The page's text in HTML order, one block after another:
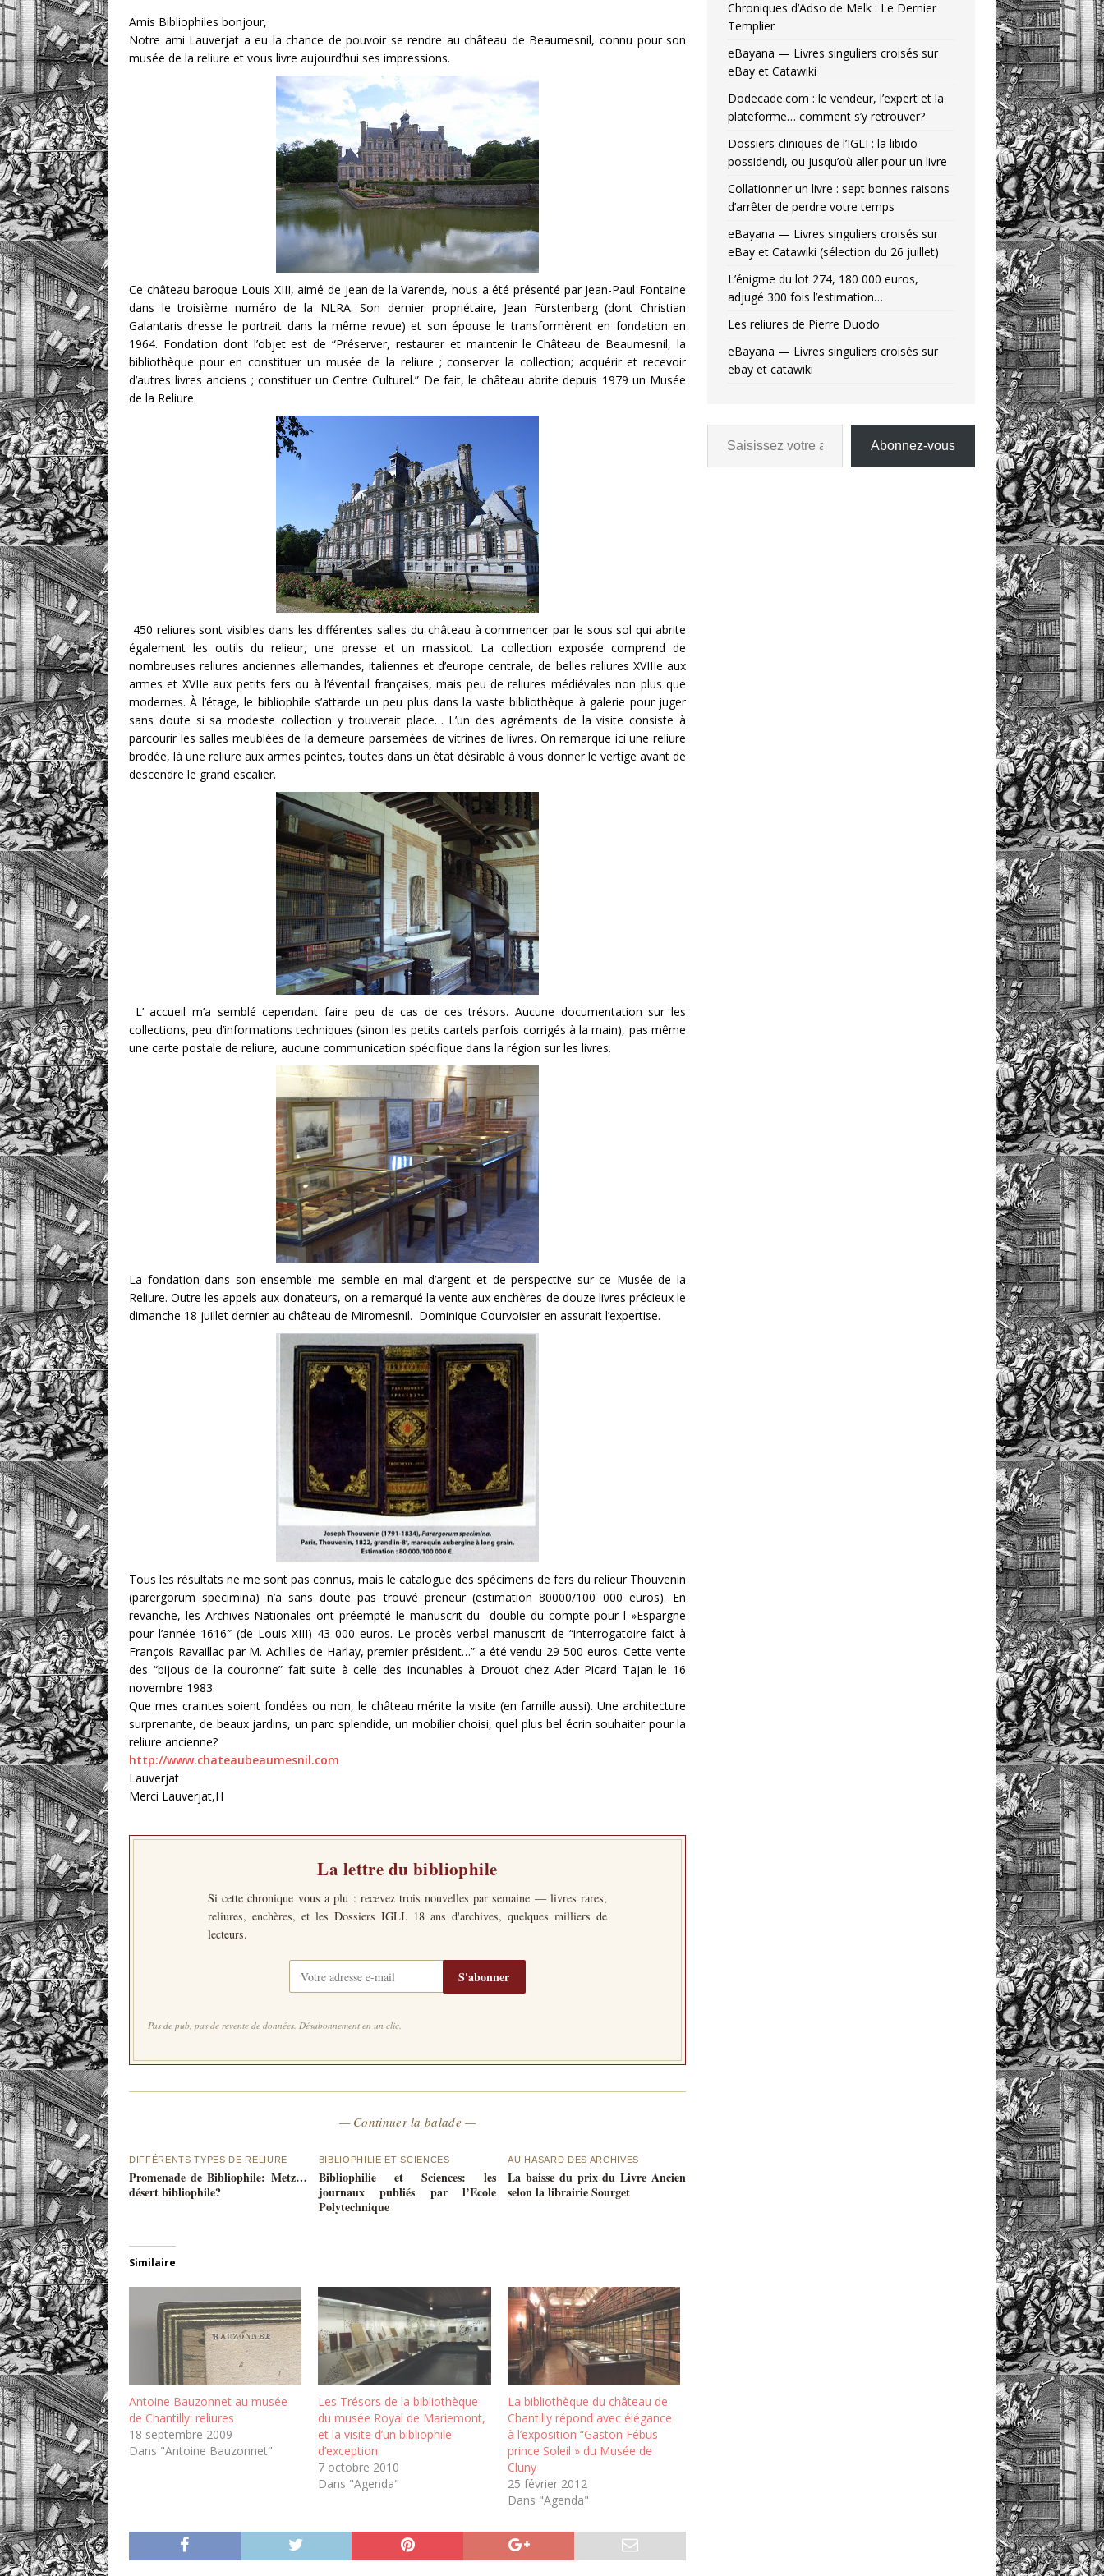
Amis Bibliophiles bonjour,
Notre ami Lauverjat a eu la chance de pouvoir se rendre au château de Beaumesnil, connu pour son
musée de la reliure et vous livre aujourd’hui ses impressions.
Ce château baroque Louis XIII, aimé de Jean de la Varende, nous a été présenté par Jean-Paul Fontaine
dans le troisième numéro de la NLRA. Son dernier propriétaire, Jean Fürstenberg (dont Christian
Galantaris dresse le portrait dans la même revue) et son épouse le transformèrent en fondation en
1964. Fondation dont l’objet est de “Préserver, restaurer et maintenir le Château de Beaumesnil, la
bibliothèque pour en constituer un musée de la reliure ; conserver la collection; acquérir et recevoir
d’autres livres anciens ; constituer un Centre Culturel.” De fait, le château abrite depuis 1979 un Musée
de la Reliure.
450 reliures sont visibles dans les différentes salles du château à commencer par le sous sol qui abrite
également les outils du relieur, une presse et un massicot. La collection exposée comprend de
nombreuses reliures anciennes allemandes, italiennes et d’europe centrale, de belles reliures XVIIIe aux
armes et XVIIe aux petits fers ou à l’éventail françaises, mais peu de reliures médiévales non plus que
modernes. À l’étage, le bibliophile s’attarde un peu plus dans la vaste bibliothèque à galerie pour juger
sans doute si sa modeste collection y trouverait place… L’un des agréments de la visite consiste à
parcourir les salles meublées de la demeure parsemées de vitrines de livres. On remarque ici une reliure
brodée, là une reliure aux armes peintes, toutes dans un état désirable à vous donner le vertige avant de
descendre le grand escalier.
L’ accueil m’a semblé cependant faire peu de cas de ces trésors. Aucune documentation sur les
collections, peu d’informations techniques (sinon les petits cartels parfois corrigés à la main), pas même
une carte postale de reliure, aucune communication spécifique dans la région sur les livres.
La fondation dans son ensemble me semble en mal d’argent et de perspective sur ce Musée de la
Reliure. Outre les appels aux donateurs, on a remarqué la vente aux enchères de douze livres précieux le
dimanche 18 juillet dernier au château de Miromesnil. Dominique Courvoisier en assurait l’expertise.
Tous les résultats ne me sont pas connus, mais le catalogue des spécimens de fers du relieur Thouvenin
(parergorum specimina) n’a sans doute pas trouvé preneur (estimation 80000/100 000 euros). En
revanche, les Archives Nationales ont préempté le manuscrit du double du compte pour l »Espargne
pour l’année 1616″ (de Louis XIII) 43 000 euros. Le procès verbal manuscrit de “interrogatoire faict à
François Ravaillac par M. Achilles de Harlay, premier président…” a été vendu 29 500 euros. Cette vente
des “bijous de la couronne” fait suite à celle des incunables à Drouot chez Ader Picard Tajan le 16
novembre 1983.
Que mes craintes soient fondées ou non, le château mérite la visite (en famille aussi). Une architecture
surprenante, de beaux jardins, un parc splendide, un mobilier choisi, quel plus bel écrin souhaiter pour la
reliure ancienne?
http://www.chateaubeaumesnil.com
Lauverjat
Merci Lauverjat,H
La lettre du bibliophile
Si cette chronique vous a plu : recevez trois nouvelles par semaine — livres rares,
reliures, enchères, et les Dossiers IGLI. 18 ans d'archives, quelques milliers de
lecteurs.
S'abonner
Pas de pub, pas de revente de données. Désabonnement en un clic.
— Continuer la balade —
DIFFÉRENTS TYPES DE RELIURE
Promenade de Bibliophile: Metz…
désert bibliophile?
BIBLIOPHILIE ET SCIENCES
Bibliophilie et Sciences: les
journaux publiés par l’Ecole
Polytechnique
AU HASARD DES ARCHIVES
La baisse du prix du Livre Ancien
selon la librairie Sourget
Similaire
Antoine Bauzonnet au musée
de Chantilly: reliures
18 septembre 2009
Dans "Antoine Bauzonnet"
Les Trésors de la bibliothèque
du musée Royal de Mariemont,
et la visite d’un bibliophile
d’exception
7 octobre 2010
Dans "Agenda"
La bibliothèque du château de
Chantilly répond avec élégance
à l’exposition “Gaston Fébus
prince Soleil » du Musée de
Cluny
25 février 2012
Dans "Agenda"
Chroniques d’Adso de Melk : Le Dernier
Templier
eBayana — Livres singuliers croisés sur
eBay et Catawiki
Dodecade.com : le vendeur, l’expert et la
plateforme… comment s’y retrouver?
Dossiers cliniques de l’IGLI : la libido
possidendi, ou jusqu’où aller pour un livre
Collationner un livre : sept bonnes raisons
d’arrêter de perdre votre temps
eBayana — Livres singuliers croisés sur
eBay et Catawiki (sélection du 26 juillet)
L’énigme du lot 274, 180 000 euros,
adjugé 300 fois l’estimation…
Les reliures de Pierre Duodo
eBayana — Livres singuliers croisés sur
ebay et catawiki
Abonnez-vous